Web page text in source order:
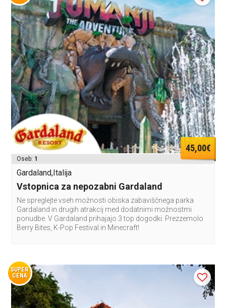
45,00€
Oseb: 1
Gardaland,Italija
Vstopnica za nepozabni Gardaland
Ne spreglejte vseh možnosti obiska zabaviščnega parka
Gardaland in drugih atrakcij med dodatnimi možnostmi
ponudbe. V Gardaland prihajajo 3 top dogodki: Prezzemolo
Berry Bites, K-Pop Festival in Minecraft!
SUPER
CENA